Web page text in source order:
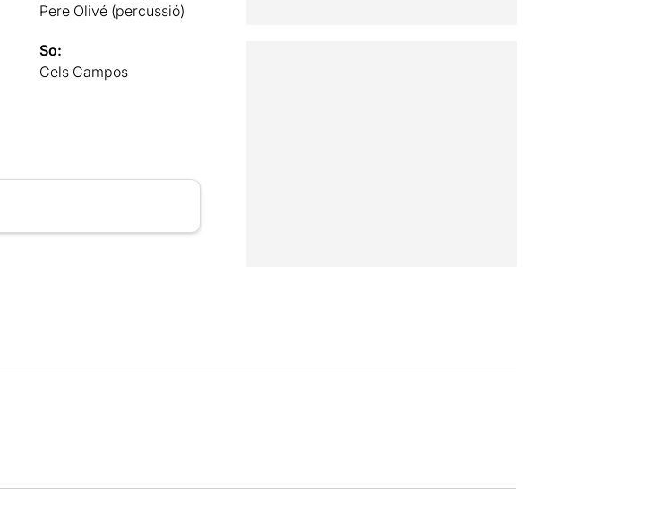
Pere Olivé (percussió)
So:
Cels Campos